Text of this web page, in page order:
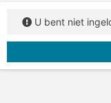
U bent niet